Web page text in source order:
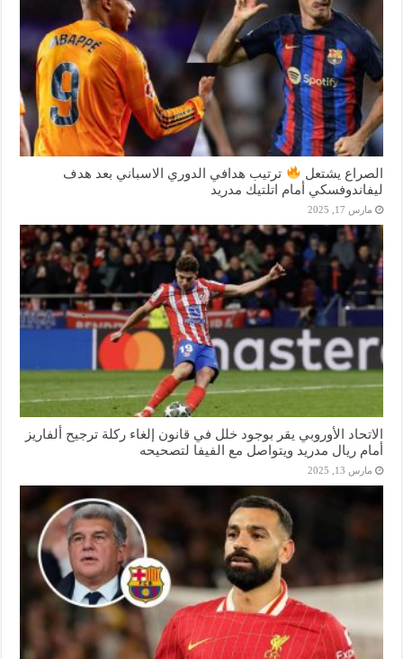
الصراع يشتعل
ترتيب هدافي الدوري الاسباني بعد هدف
ليفاندوفسكي أمام اتلتيك مدريد
مارس 17, 2025
الاتحاد الأوروبي يقر بوجود خلل في قانون إلغاء ركلة ترجيح ألفاريز
أمام ريال مدريد ويتواصل مع الفيفا لتصحيحه
مارس 13, 2025